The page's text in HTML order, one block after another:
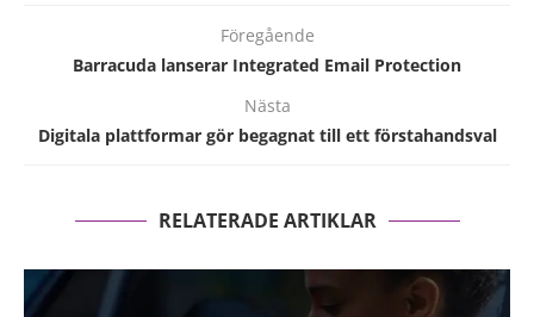
Föregående
Barracuda lanserar Integrated Email Protection
Nästa
Digitala plattformar gör begagnat till ett förstahandsval
RELATERADE ARTIKLAR